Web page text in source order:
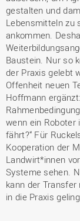
gestalten und
Lebensmitteln zu
ankommen.
Baustein. Nur so
der Praxis gelebt
Offenheit neuen
Hoffmann
wenn ein Roboter
fährt?“ Für
Kooperation der
Landwirt*innen
Systeme sehen.
kann der
in die Praxis